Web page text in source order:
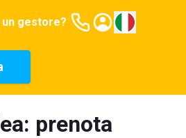
un gestore?
prenota